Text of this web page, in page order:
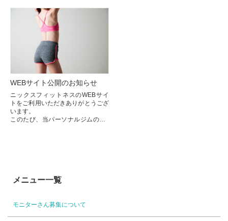
WEBサイト公開のお知らせ
ニックスフィットネスのWEBサイ
トをご利用いただきありがとうござ
います。
このたび、当パーソナルジムのWE
メニュー一覧
モニターさん募集について